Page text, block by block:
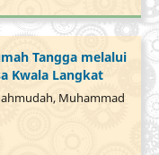
Tangga melalui
Kwala Langkat
Muhammad